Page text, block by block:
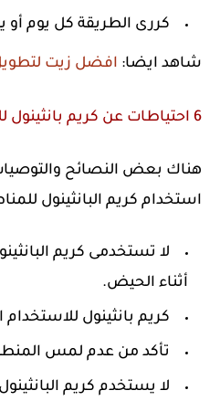
كررى الطريقة كل يوم أو
شاهد ايضا: افضل زيت
6 احتياطات عن كريم بانثينول للمنطقة الحساسة
هناك بعض النصائح
استخدام كريم البانثينول
لا تستخدمى كريم
أثناء الحيض.
كريم بانثينول
تأكد من عدم لمس
لا يستخدم كريم